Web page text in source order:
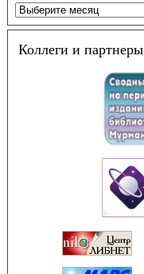
Коллеги и партнеры